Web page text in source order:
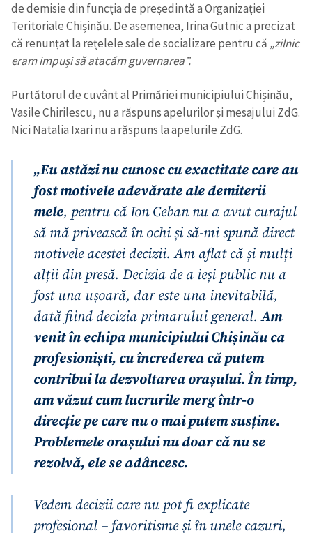
de demisie din funcția de președintă a Organizației
Teritoriale Chișinău. De asemenea, Irina Gutnic a precizat
că renunțat la rețelele sale de socializare pentru că „zilnic
eram impuși să atacăm guvernarea”.
Purtătorul de cuvânt al Primăriei municipiului Chișinău,
Vasile Chirilescu, nu a răspuns apelurilor și mesajului ZdG.
Nici Natalia Ixari nu a răspuns la apelurile ZdG.
„Eu astăzi nu cunosc cu exactitate care au
fost motivele adevărate ale demiterii
mele, pentru că Ion Ceban nu a avut curajul
să mă privească în ochi și să-mi spună direct
motivele acestei decizii. Am aflat că și mulți
alții din presă. Decizia de a ieși public nu a
fost una ușoară, dar este una inevitabilă,
dată fiind decizia primarului general.Am
venit în echipa municipiului Chișinău ca
profesioniști, cu încrederea că putem
contribui la dezvoltarea orașului. În timp,
am văzut cum lucrurile merg într-o
direcție pe care nu o mai putem susține.
Problemele orașului nu doar că nu se
rezolvă, ele se adâncesc.
Vedem decizii care nu pot fi explicate
profesional – favoritisme și în unele cazuri,